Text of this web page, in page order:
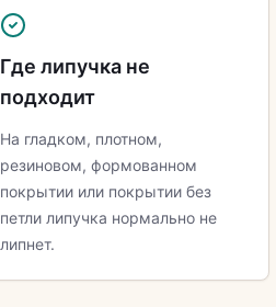
Где липучка не
подходит
На гладком, плотном,
резиновом, формованном
покрытии или покрытии без
петли липучка нормально не
липнет.